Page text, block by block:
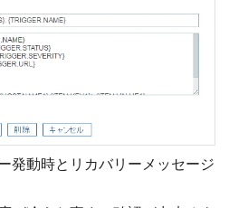
発動時とリカバリーメッセージ